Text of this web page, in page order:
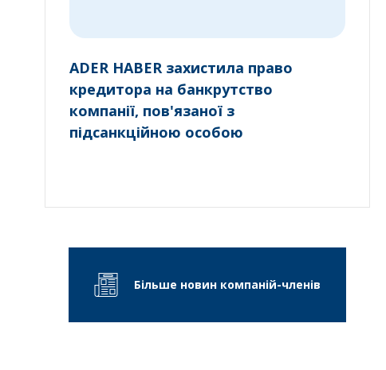
ADER HABER захистила право
кредитора на банкрутство
компанії, пов'язаної з
підсанкційною особою
Більше новин компаній-членів